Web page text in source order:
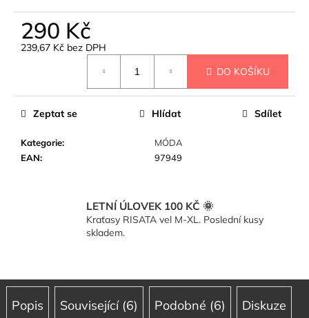
290 Kč
239,67 Kč bez DPH
DO KOŠÍKU
Kategorie:
MÓDA
EAN: 97949
Zeptat se Hlídat Sdílet
LETNÍ ÚLOVEK 100 KČ 🌞
Kraťasy RISATA vel M-XL. Poslední kusy
skladem.
Popis Související (6) Podobné (6) Diskuze
e
BASIC